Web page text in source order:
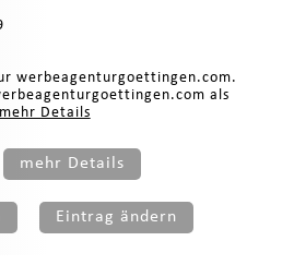
werbeagenturgoettingen.com.
als
mehr Details
mehr Details
Eintrag ändern